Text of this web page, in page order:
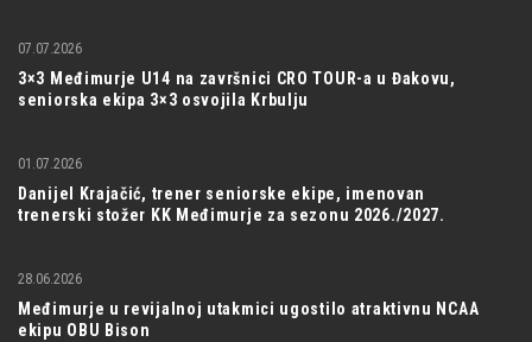
3×3 Međimurje U14 na završnici CRO TOUR-a u Đakovu,
seniorska ekipa 3×3 osvojila Krbulju
07.07.2026
Danijel Krajačić, trener seniorske ekipe, imenovan
trenerski stožer KK Međimurje za sezonu 2026./2027.
01.07.2026
Međimurje u revijalnoj utakmici ugostilo atraktivnu NCAA
ekipu OBU Bison
28.06.2026